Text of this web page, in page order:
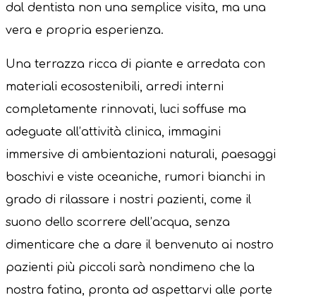
dal dentista non una semplice visita, ma una
vera e propria esperienza.
Una terrazza ricca di piante e arredata con
materiali ecosostenibili, arredi interni
completamente rinnovati, luci soffuse ma
adeguate all’attività clinica, immagini
immersive di ambientazioni naturali, paesaggi
boschivi e viste oceaniche, rumori bianchi in
grado di rilassare i nostri pazienti, come il
suono dello scorrere dell’acqua, senza
dimenticare che a dare il benvenuto ai nostro
pazienti più piccoli sarà nondimeno che la
nostra fatina, pronta ad aspettarvi alle porte